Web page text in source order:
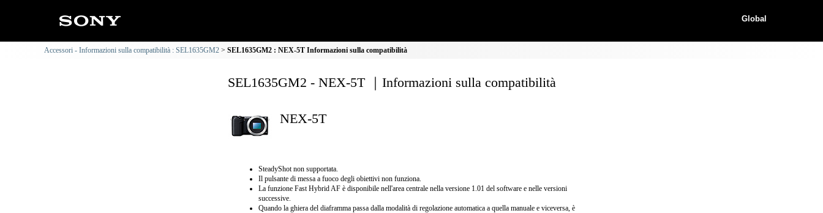
Global
Accessori - Informazioni sulla compatibilità : SEL1635GM2 SEL1635GM2 : NEX-5T Informazioni sulla compatibilità
SEL1635GM2 - NEX-5T ｜Informazioni sulla compatibilità
NEX-5T
SteadyShot non supportata.
Il pulsante di messa a fuoco degli obiettivi non funziona.
La funzione Fast Hybrid AF è disponibile nell'area centrale nella versione 1.01 del software e nelle versioni
successive.
Quando la ghiera del diaframma passa dalla modalità di regolazione automatica a quella manuale e viceversa, è